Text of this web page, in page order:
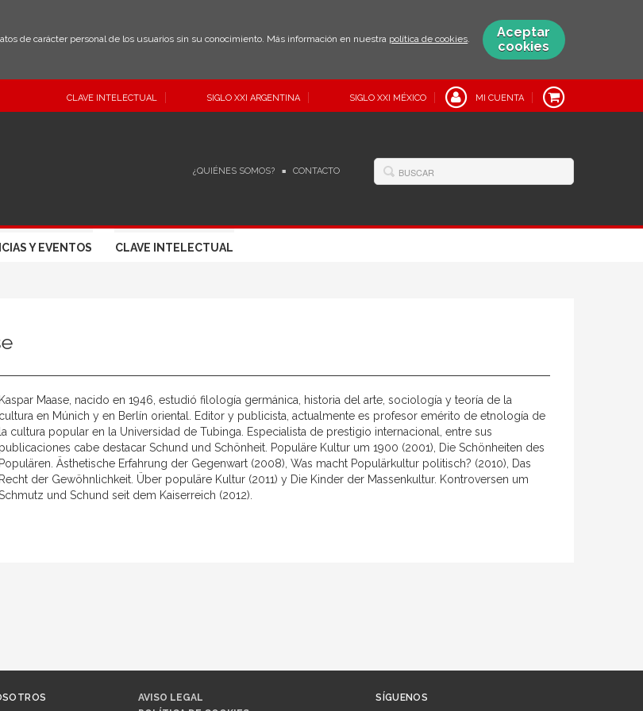
de carácter personal de los usuarios sin su conocimiento. Más información en nuestra política de cookies.
Aceptar
cookies
CLAVE INTELECTUAL SIGLO XXI ARGENTINA SIGLO XXI MÉXICO MI CUENTA
¿QUIÉNES SOMOS? CONTACTO
Y EVENTOS CLAVE INTELECTUAL
Kaspar Maase, nacido en 1946, estudió filología germánica, historia del arte, sociología y teoría de la
cultura en Múnich y en Berlín oriental. Editor y publicista, actualmente es profesor emérito de etnología de
la cultura popular en la Universidad de Tubinga. Especialista de prestigio internacional, entre sus
publicaciones cabe destacar Schund und Schönheit. Populäre Kultur um 1900 (2001), Die Schönheiten des
Populären. Ästhetische Erfahrung der Gegenwart (2008), Was macht Populärkultur politisch? (2010), Das
Recht der Gewöhnlichkeit. Über populäre Kultur (2011) y Die Kinder der Massenkultur. Kontroversen um
und Schund seit dem Kaiserreich (2012).
AVISO LEGAL
SÍGUENOS